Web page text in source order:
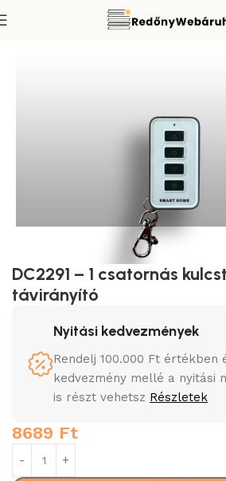
Redőnymotor távirányító Smart-
DC2291 – 1 csatornás
távirányító
Nyitási kedvezmények
Rendelj 100.000 Ft értékben
kedvezmény mellé a nyitási
is részt vehetsz Részletek
8689 Ft